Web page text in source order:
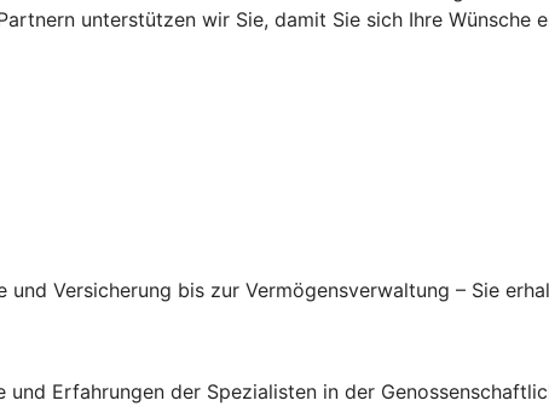
unterstützen wir Sie, damit Sie sich Ihre Wünsche
Versicherung bis zur Vermögensverwaltung – Sie
und Erfahrungen der Spezialisten in der